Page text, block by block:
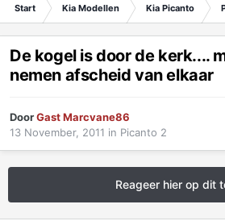
Start Kia Modellen Kia Picanto
De kogel is door de kerk....
nemen afscheid van elkaar
DoorGast Marcvane86
13 November, 2011 in Picanto 2
Reageer hier op dit